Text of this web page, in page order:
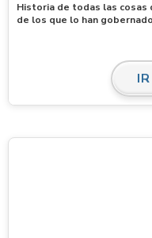
Historia de todas las cosas
de los que lo han